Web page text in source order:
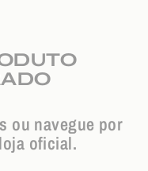
ou navegue por
oficial.